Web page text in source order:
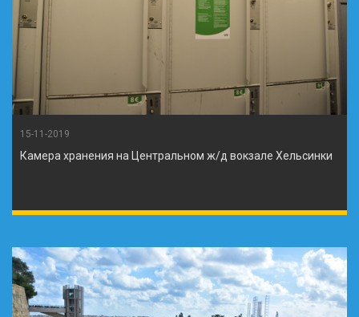
15-11-2019
Камера хранения на Центральном ж/д вокзале Хельсинки